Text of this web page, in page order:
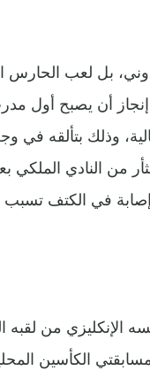
بل لعب الحارس
أن يصبح أول
وذلك بتألقه في
من النادي الملكي
الإنكليزي من لقبه
مسابقتي الكأسين